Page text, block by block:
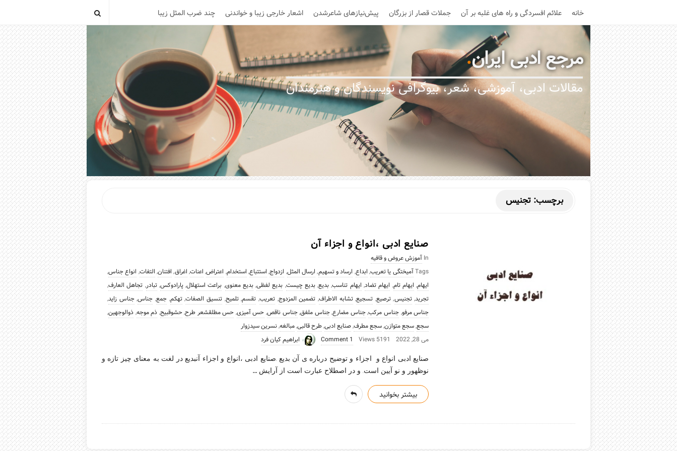
خانه علائم افسردگی و راه های غلبه بر آن جملات قصار از بزرگان پیش‌نیازهای شاعرشدن اشعار خارجی زیبا و خواندنی چند ضرب المثل زیبا
مرجع ادبی ایران.
مقالات ادبی، آموزشی، شعر، بیوگرافی نویسندگان و هنرمندان
برچسب: تجنیس
صنایع ادبی ،انواع و اجزاء آن
In آموزش عروض و قافیه
Tagsآمیختگی یا تعریب, ابداع, ارساد و تسهیم, ارسال المثل, ازدواج, استتباع, استخدام, اعتراض, اعنات, اغراق, افتنان, التفات, انواع جناس,
ایهام, ایهام تام, ایهام تضاد, ایهام تناسب, بدیع,بدیع چیست, بدیع لفظی,بدیع معنوی, براعت استهلال,پارادوکس,تبادر, تجاهل العارف,
تجرید,تجنیس,ترصیع, تسجیع,تشابه الاطراف, تضمین المزدوج,تعریب, تقسم,تلمیح,تنسیق الصفات,تهکم,جمع, جناس,جناس زاید,
جناس مرفو, جناس مرکب,جناس مضارع,جناس ملفق,جناس ناقص, حس آمیزی, حس مطلقشعر طرح,حشوقبیح, ذم موجه, ذوالوجهین,
سجع,سجع متوازن,سجع مطرف,صنایع ادبی,طرح قالبی,مبالغه,نسرین سیدزوار
می 28, 2022
5191 Views
1 Comment ابراهیم کیان فرد
صنایع ادبی انواع و اجزاء و توضیح درباره ی آن بدیع .صنایع ادبی ،انواع و اجزاء آنبدیع در لغت به معنای چیز تازه و
نوظهور و نو آیین است. و در اصطلاح عبارت است از آرایش …
بیشتر بخوانید